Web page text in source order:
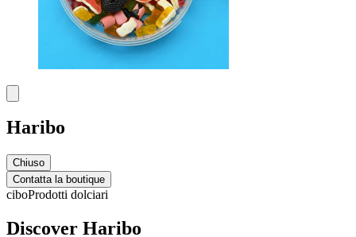
Haribo
Chiuso
Contatta la boutique
ciboProdotti dolciari
Discover Haribo